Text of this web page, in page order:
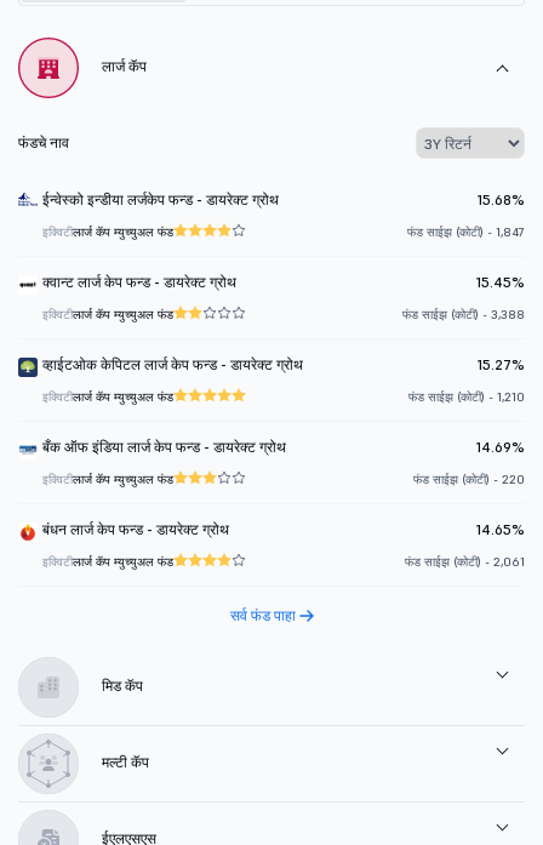
लार्ज कॅप
फंडचे नाव
ईन्वेस्को इन्डीया लर्जकेप फन्ड - डायरेक्ट ग्रोथ 15.68%
इक्विटीलार्ज कॅप म्युच्युअल फंड फंड साईझ (कोटी) - 1,847
क्वान्ट लार्ज केप फन्ड - डायरेक्ट ग्रोथ 15.45%
इक्विटीलार्ज कॅप म्युच्युअल फंड फंड साईझ (कोटी) - 3,388
व्हाईटओक केपिटल लार्ज केप फन्ड - डायरेक्ट ग्रोथ 15.27%
इक्विटीलार्ज कॅप म्युच्युअल फंड फंड साईझ (कोटी) - 1,210
बँक ऑफ इंडिया लार्ज केप फन्ड - डायरेक्ट ग्रोथ 14.69%
इक्विटीलार्ज कॅप म्युच्युअल फंड फंड साईझ (कोटी) - 220
बंधन लार्ज केप फन्ड - डायरेक्ट ग्रोथ 14.65%
इक्विटीलार्ज कॅप म्युच्युअल फंड फंड साईझ (कोटी) - 2,061
सर्व फंड पाहा
मिड कॅप
मल्टी कॅप
ईएलएसएस